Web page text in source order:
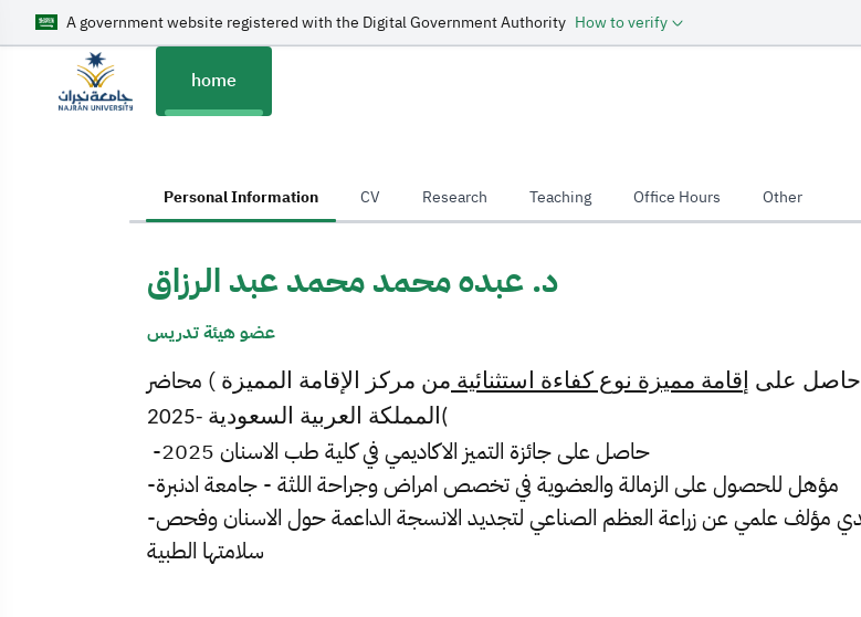
A government website registered with the Digital Government Authority How to verify
home
Personal Information CV Research Teaching Office Hours Other
د. عبده محمد محمد عبد الرزاق
عضو هيئة تدريس
محاضر ( حاصل على إ قامة مميزة نوع كفاءة استثنائية من مركز الإقامة المميزة
المملكة العربية السعودية -2025 )
-حاصل على جائزة التميز الاكاديمي في كلية طب الاسنان 2025
-مؤهل للحصول على الزمالة والعضوية في تخصص امراض وجراحة اللثة - جامعة ادنبرة
-لدي مؤلف علمي عن زراعة العظم الصناعي لتجديد الانسجة الداعمة حول الاسنان وفحص
سلامتها الطبية